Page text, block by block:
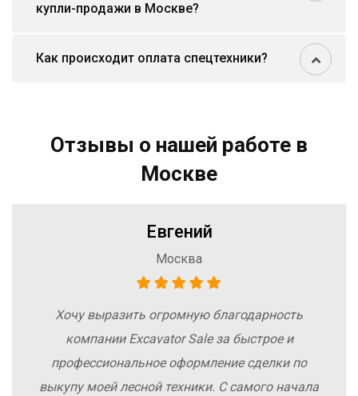
купли-продажи в Москве?
Как происходит оплата спецтехники?
Отзывы о нашей работе в
Москве
Евгений
Москва
Хочу выразить огромную благодарность
компании Excavator Sale за быстрое и
профессиональное оформление сделки по
выкупу моей лесной техники. С самого начала